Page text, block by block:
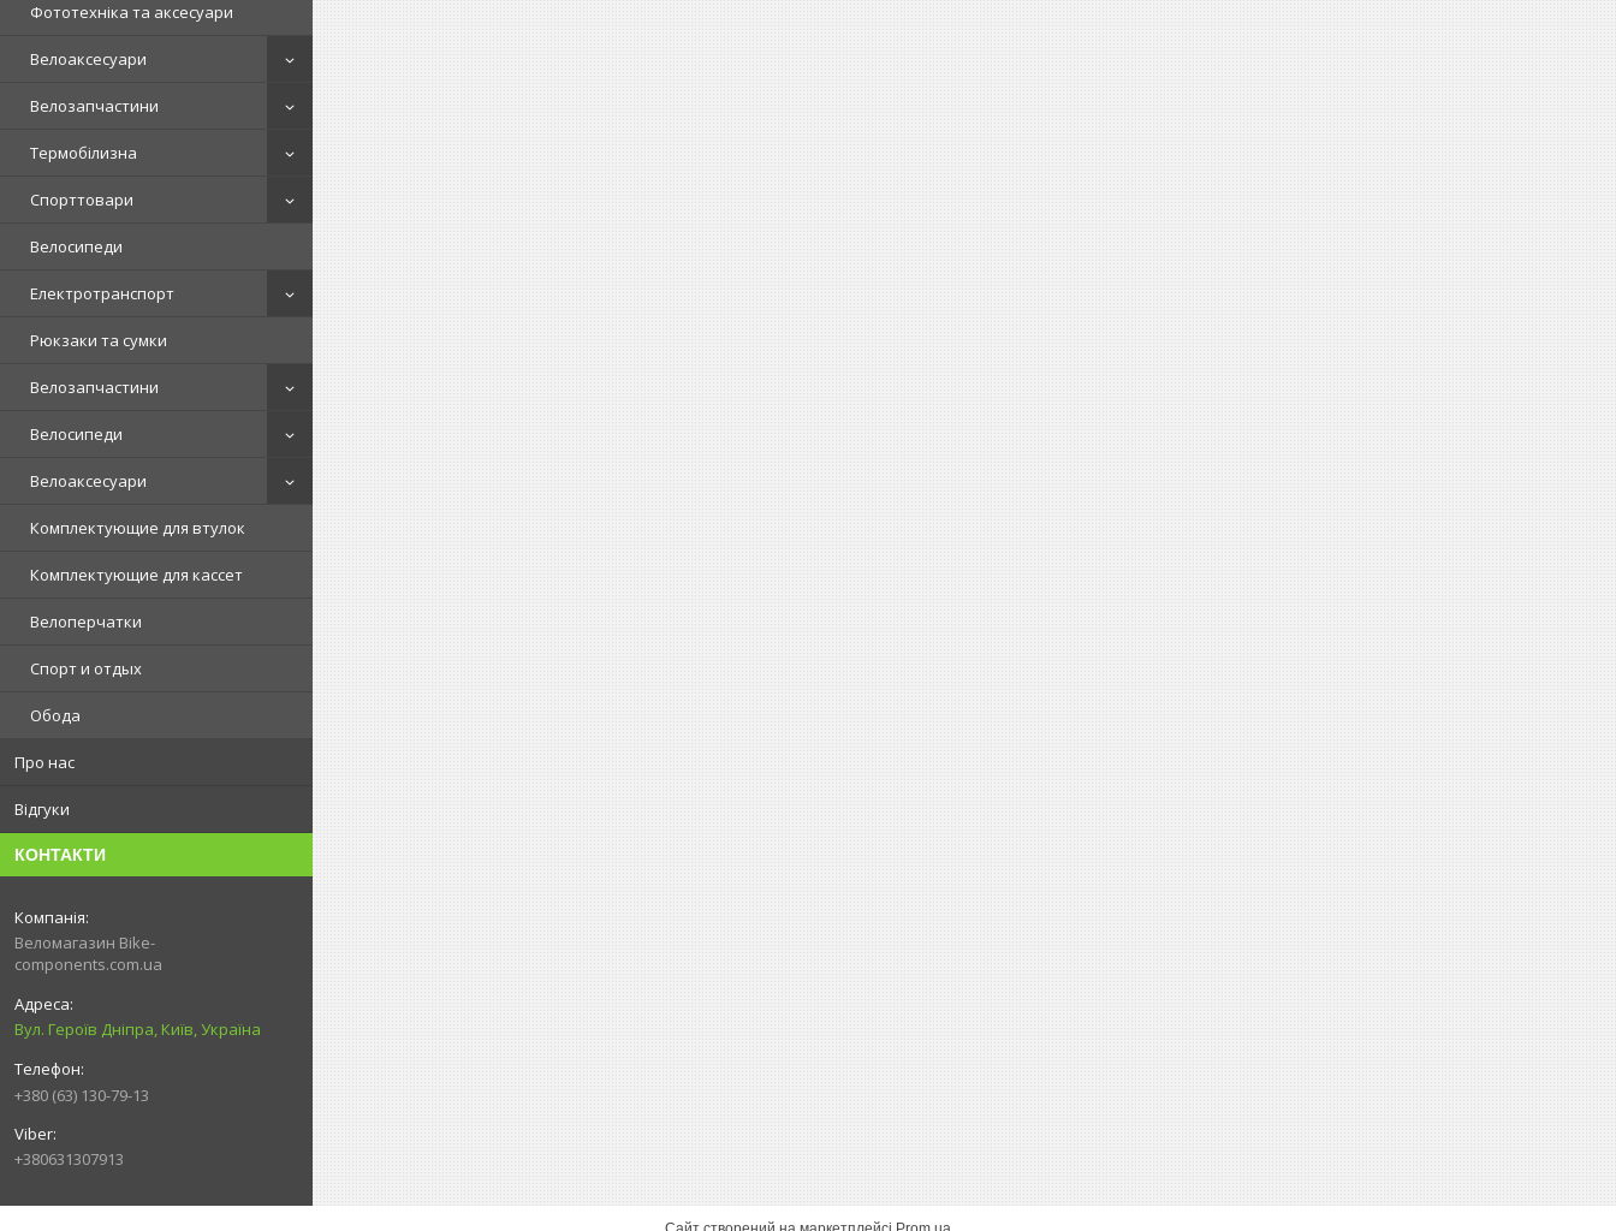
Фототехніка та аксесуари
Велоаксесуари
Велозапчастини
Термобілизна
Спорттовари
Велосипеди
Електротранспорт
Рюкзаки та сумки
Велозапчастини
Велосипеди
Велоаксесуари
Комплектующие для втулок
Комплектующие для кассет
Велоперчатки
Спорт и отдых
Обода
Про нас
Відгуки
КОНТАКТИ
Веломагазин Bike-
components.com.ua
Вул. Героїв Дніпра, Київ, Україна
+380 (63) 130-79-13
+380631307913